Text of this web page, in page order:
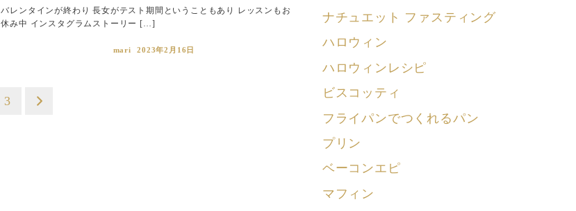
バレンタインが終わり 長女がテスト期間ということもあり レッスンもお
休み中 インスタグラムストーリー […]
mari 2023年2月16日
3
ナチュエット ファスティング
ハロウィン
ハロウィンレシピ
ビスコッティ
フライパンでつくれるパン
プリン
ベーコンエピ
マフィン